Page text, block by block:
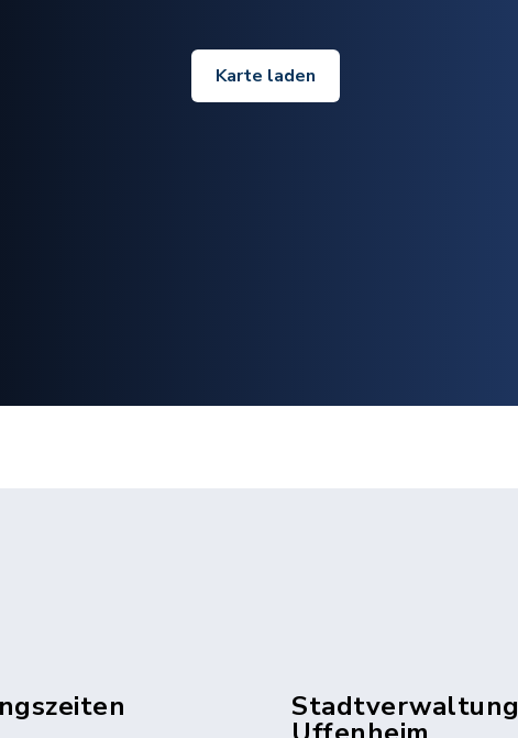
Karte laden
Stadtverwaltung